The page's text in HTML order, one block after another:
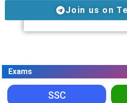
Join us on
Exams
SSC